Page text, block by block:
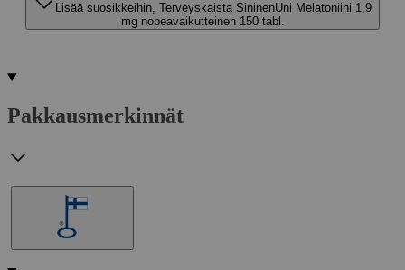
Lisää suosikkeihin, Terveyskaista SininenUni Melatoniini 1,9
mg nopeavaikutteinen 150 tabl.
Pakkausmerkinnät